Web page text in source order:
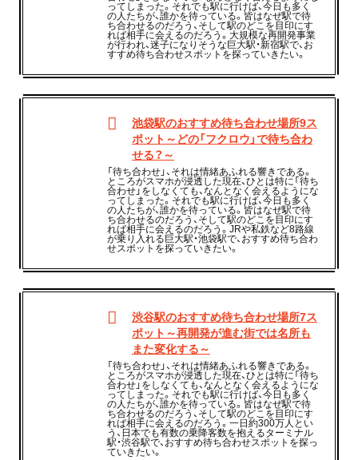
ってしまった。それでも駅に行けば、今日も多く
の人たちが、誰かを待っている。皆はなぜ駅で待
ち合わせるのだろう、そして駅のどこを目印にす
れば相手に会えるのだろう。大規模な再開発事業
が行われ、迷子になりそうな巨大駅・新宿駅で、お
すすめ待ち合わせスポットを探っていきたい。
池袋駅のおすすめ待ち合わせ場所9ス
ポット～どの「フクロウ」で待ち合わ
せる？～
「待ち合わせ」、それは情緒あふれる響きである。
ところがスマホが浸透した現在、ひとは特に「待ち
合わせ」をしなくても、なんとなく会えるようにな
ってしまった。それでも駅に行けば、今日も多く
の人たちが、誰かを待っている。皆はなぜ駅で待
ち合わせるのだろう、そして駅のどこを目印にす
れば相手に会えるのだろう。JRや私鉄など8路線
が乗り入れる巨大駅・池袋駅で、おすすめ待ち合わ
せスポットを探っていきたい。
渋谷駅のおすすめ待ち合わせ場所7ス
ポット～再開発が進む街では名所も
また変化する～
「待ち合わせ」、それは情緒あふれる響きである。
ところがスマホが浸透した現在、ひとは特に「待ち
合わせ」をしなくても、なんとなく会えるようにな
ってしまった。それでも駅に行けば、今日も多く
の人たちが、誰かを待っている。皆はなぜ駅で待
ち合わせるのだろう、そして駅のどこを目印にす
れば相手に会えるのだろう。一日約300万人とい
う、日本でも有数の乗降客数を抱えるターミナル
駅・渋谷駅で、おすすめ待ち合わせスポットを探っ
ていきたい。